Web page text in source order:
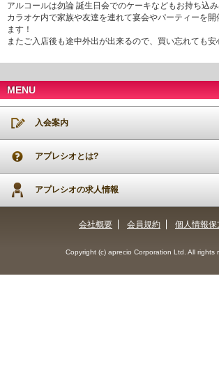
アルコールは勿論 誕生日会でのケーキなどもお持ち込み
カラオケ内で家族や友達を連れて宴会やパーティーを
ます！
またご入店後も途中外出が出来るので、買い忘れても安
MENU
入会案内
アプレシオとは?
アプレシオの求人情報
会社概要 会員規約 個人情報保
Copyright (c) aprecio Corporation Ltd. All rights